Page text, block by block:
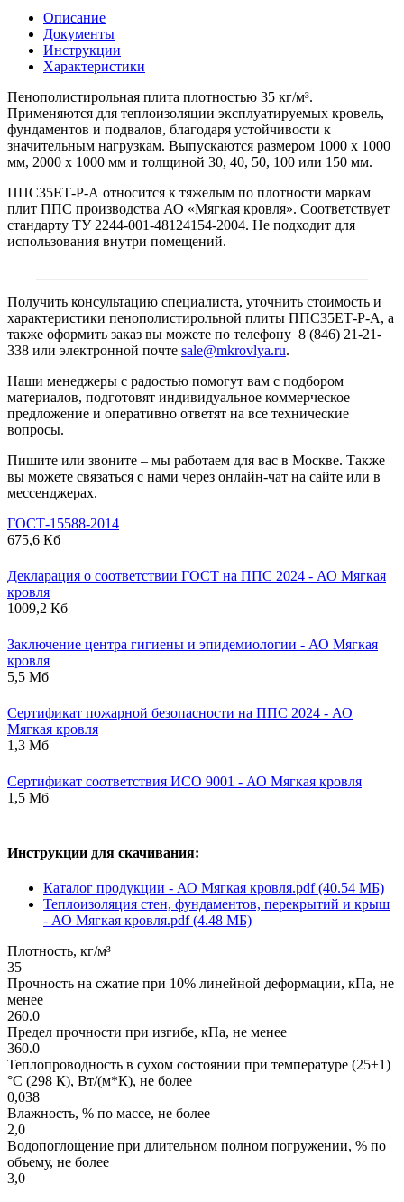
Описание
Документы
Инструкции
Характеристики
Пенополистирольная плита плотностью 35 кг/м³.
Применяются для теплоизоляции эксплуатируемых кровель,
фундаментов и подвалов, благодаря устойчивости к
значительным нагрузкам. Выпускаются размером 1000 х 1000
мм, 2000 х 1000 мм и толщиной 30, 40, 50, 100 или 150 мм.
ППС35ЕТ-Р-А относится к тяжелым по плотности маркам
плит ППС производства АО «Мягкая кровля». Соответствует
стандарту ТУ 2244-001-48124154-2004. Не подходит для
использования внутри помещений.
Получить консультацию специалиста, уточнить стоимость и
характеристики пенополистирольной плиты ППС35ЕТ-Р-А, а
также оформить заказ вы можете по телефону 8 (846) 21-21-
338 или электронной почте sale@mkrovlya.ru.
Наши менеджеры с радостью помогут вам с подбором
материалов, подготовят индивидуальное коммерческое
предложение и оперативно ответят на все технические
вопросы.
Пишите или звоните – мы работаем для вас в Москве. Также
вы можете связаться с нами через онлайн-чат на сайте или в
мессенджерах.
ГОСТ-15588-2014
675,6 Кб
Декларация о соответствии ГОСТ на ППС 2024 - АО Мягкая
кровля
1009,2 Кб
Заключение центра гигиены и эпидемиологии - АО Мягкая
кровля
5,5 Мб
Сертификат пожарной безопасности на ППС 2024 - АО
Мягкая кровля
1,3 Мб
Сертификат соответствия ИСО 9001 - АО Мягкая кровля
1,5 Мб
Инструкции для скачивания:
Каталог продукции - АО Мягкая кровля.pdf (40.54 МБ)
Теплоизоляция стен, фундаментов, перекрытий и крыш
- АО Мягкая кровля.pdf (4.48 МБ)
Плотность, кг/м³
35
Прочность на сжатие при 10% линейной деформации, кПа, не
менее
260.0
Предел прочности при изгибе, кПа, не менее
360.0
Теплопроводность в сухом состоянии при температуре (25±1)
°С (298 К), Вт/(м*К), не более
0,038
Влажность, % по массе, не более
2,0
Водопоглощение при длительном полном погружении, % по
объему, не более
3,0